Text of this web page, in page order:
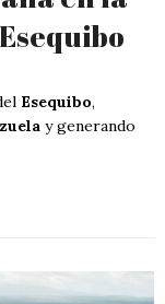
Esequibo,
y generando